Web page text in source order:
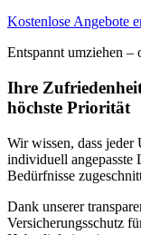
Kostenlose Angebote
Entspannt umziehen –
Ihre
höchste Priorität
Wir wissen, dass jeder
individuell angepasste
Bedürfnisse
Dank unserer
Versicherungsschutz